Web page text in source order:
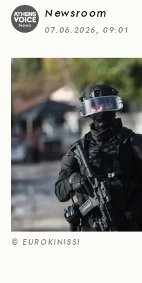
Newsroom
07.06.2026, 09:01
© EUROKINISSI